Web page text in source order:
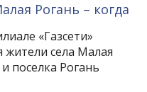
Рогань – когда
«Газсети»
села Малая
поселка Рогань